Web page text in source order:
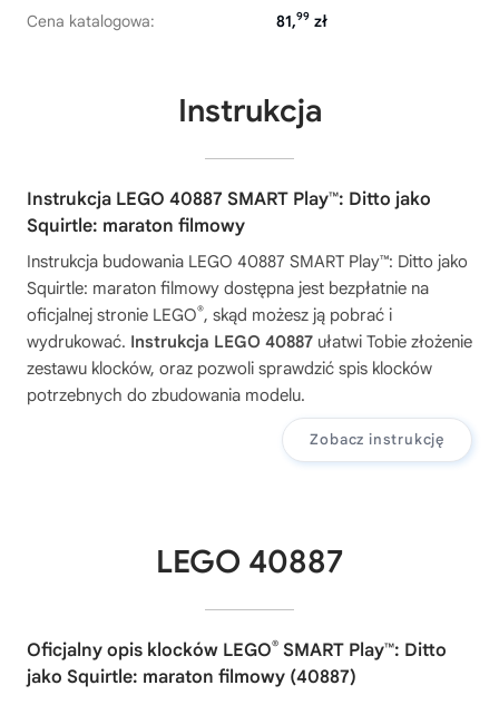
Cena katalogowa:
81,99 zł
Instrukcja
Instrukcja LEGO 40887 SMART Play™: Ditto jako
Squirtle: maraton filmowy
Instrukcja budowania LEGO 40887 SMART Play™: Ditto jako
Squirtle: maraton filmowy dostępna jest bezpłatnie na
oficjalnej stronie LEGO®, skąd możesz ją pobrać i
wydrukować. Instrukcja LEGO 40887 ułatwi Tobie złożenie
zestawu klocków, oraz pozwoli sprawdzić spis klocków
potrzebnych do zbudowania modelu.
Zobacz instrukcję
LEGO 40887
Oficjalny opis klocków LEGO® SMART Play™: Ditto
jako Squirtle: maraton filmowy (40887)